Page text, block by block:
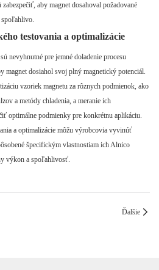
aby magnet dosahoval požadované
spoľahlivo.
testovania a optimalizácie
nevyhnutné pre jemné doladenie procesu
magnet dosiahol svoj plný magnetický potenciál.
vzoriek magnetu za rôznych podmienok, ako
a metódy chladenia, a meranie ich
optimálne podmienky pre konkrétnu aplikáciu.
a optimalizácie môžu výrobcovia vyvinúť
špecifickým vlastnostiam ich Alnico
výkon a spoľahlivosť.
Ďalšie